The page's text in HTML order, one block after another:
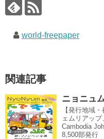
world-freepaper
関連記事
ニョニュ
【発行地域
ェムリアッ
Cambodia
8,500部発行